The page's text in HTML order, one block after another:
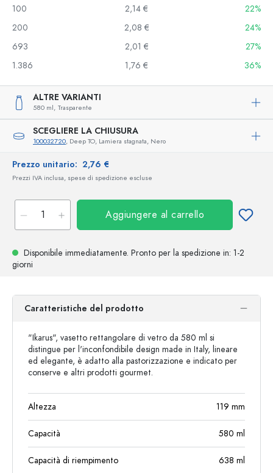
100
2,14 €
22%
200
2,08 €
24%
693
2,01 €
27%
1.386
1,76 € 36%
ALTRE VARIANTI
580 ml, Trasparente
SCEGLIERE LA CHIUSURA
100032720, Deep TO, Lamiera stagnata, Nero
Prezzo unitario: 2,76 €
Prezzi IVA inclusa, spese di spedizione escluse
Aggiungere al carrello
Disponibile immediatamente. Pronto per la spedizione in: 1-2
giorni
Caratteristiche del prodotto
"Ikarus", vasetto rettangolare di vetro da 580 ml si
distingue per l'inconfondibile design made in Italy, lineare
ed elegante, è adatto alla pastorizzazione e indicato per
conserve e altri prodotti gourmet.
Altezza 119 mm
Capacità 580 ml
Capacità di riempimento 638 ml